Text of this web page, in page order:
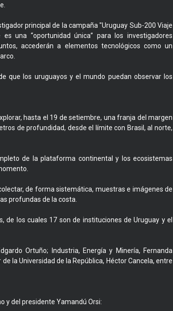
principal de la campaña "Uruguay Sub-200 Viaje
una “oportunidad única” para los investigadores
accederán a elementos tecnológicos como un
que los uruguayos y el mundo puedan observar los
hasta el 19 de setiembre, una franja del margen
de profundidad, desde el límite con Brasil, al norte,
de la plataforma continental y los ecosistemas
de forma sistemática, muestras e imágenes de
profundas de la costa.
de los cuales 17 son de instituciones de Uruguay y el
Ortuño; Industria, Energía y Minería, Fernanda
la Universidad de la República, Héctor Cancela, entre
y del presidente Yamandú Orsi: